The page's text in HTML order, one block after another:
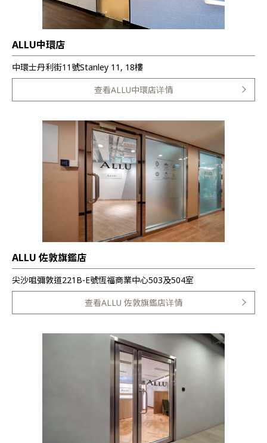
ALLU中環店
中環士丹利街11號Stanley 11, 18樓
查看ALLU中環店详情
ALLU 佐敦旗鑑店
尖沙咀彌敦道221B-E號恆福商業中心503及504室
查看ALLU 佐敦旗鑑店详情